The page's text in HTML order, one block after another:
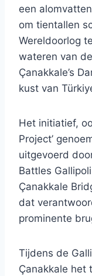
een
om tientallen
Wereldoorlog
wateren van
Çanakkale’s
kust van
Het initiatief,
Project’
uitgevoerd
Battles
Çanakkale
dat
prominente
Tijdens de
Çanakkale het